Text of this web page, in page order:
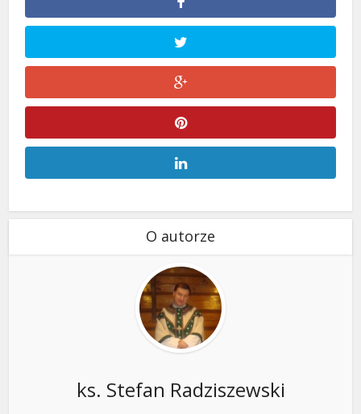
O autorze
ks. Stefan Radziszewski